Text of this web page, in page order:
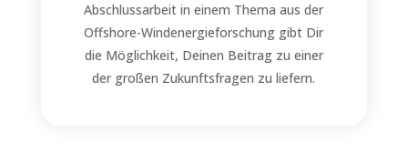
Abschlussarbeit in einem Thema aus der
Offshore-Windenergieforschung gibt Dir
die Möglichkeit, Deinen Beitrag zu einer
der großen Zukunftsfragen zu liefern.